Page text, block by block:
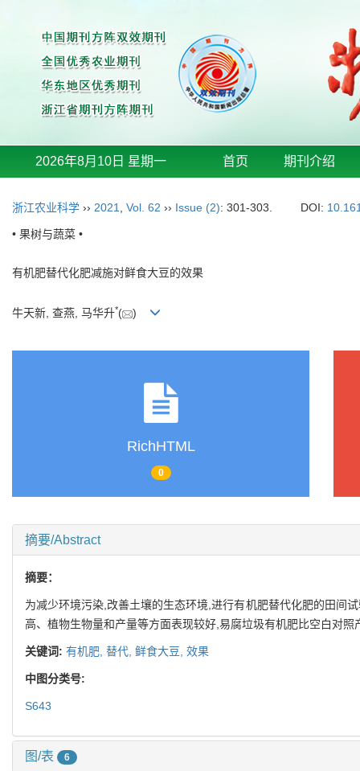
2026年8月10日 星期一 首页 期刊介绍
浙江农业科学 ›› 2021 Vol. 62 ›› Issue (2): 301-303. DOI:
• 果树与蔬菜 •
有机肥替代化肥减施对鲜食大豆的效果
牛天新, 查燕, 马华升*( )
RichHTML
0
摘要/Abstract
摘要：
为减少环境污染,改善土壤的生态环境,进行有机肥替代化肥的田间
高、植物生物量和产量等方面表现较好,易腐垃圾有机肥比空白对
关键词: 有机肥, 替代, 鲜食大豆, 效果
中图分类号:
S643
图/表 6